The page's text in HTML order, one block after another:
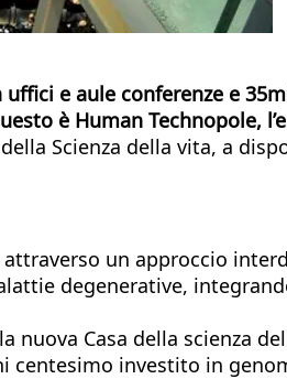
e aule conferenze e
è Human Technopole,
Scienza della vita, a
un approccio
degenerative,
nuova Casa della scienza
centesimo investito in